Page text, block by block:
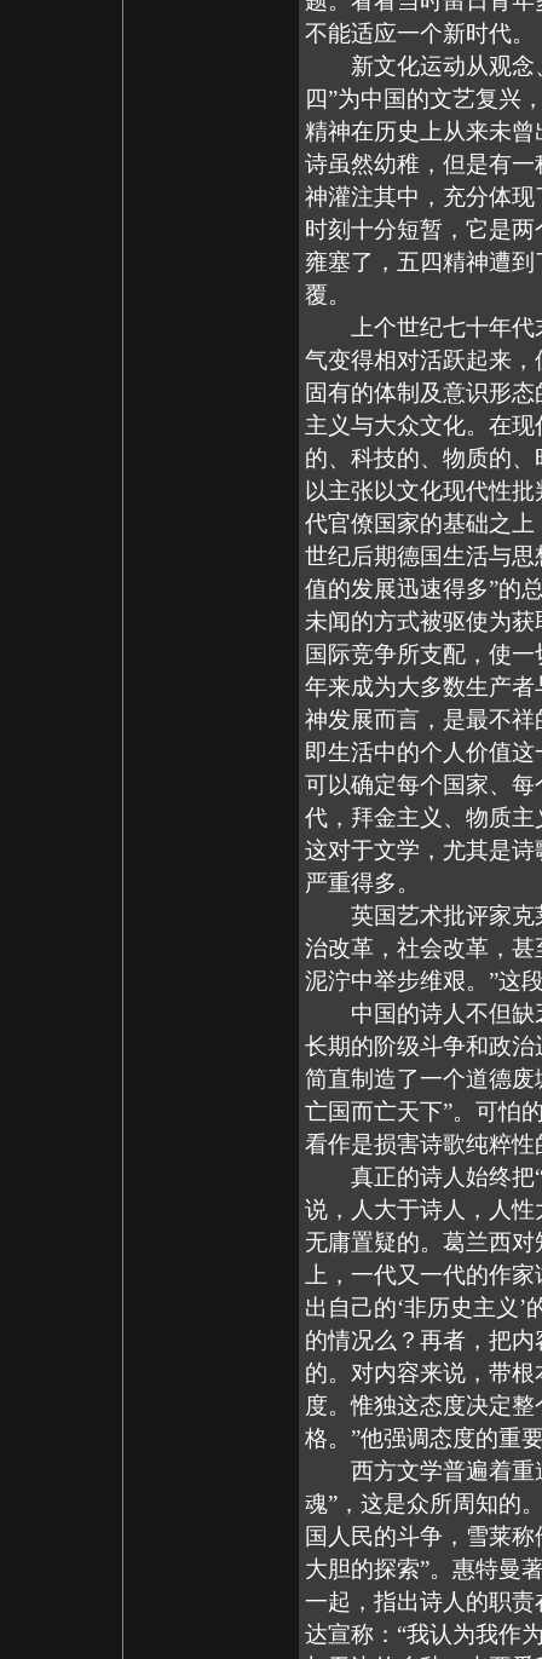
不能适应一个新时代。
新文化运动从观念
四”为中国的文艺复兴
精神在历史上从来未
诗虽然幼稚，但是有
神灌注其中，充分体
时刻十分短暂，它是
雍塞了，五四精神遭
覆。
上个世纪七十年代
气变得相对活跃起来
固有的体制及意识形
主义与大众文化。在
的、科技的、物质的
以主张以文化现代性
代官僚国家的基础之
世纪后期德国生活与
值的发展迅速得多”的
未闻的方式被驱使为
国际竞争所支配，使
年来成为大多数生产
神发展而言，是最不
即生活中的个人价值
可以确定每个国家、
代，拜金主义、物质
这对于文学，尤其是
严重得多。
英国艺术批评家克莱
治改革，社会改革，
泥泞中举步维艰。”这
中国的诗人不但缺
长期的阶级斗争和政治
简直制造了一个道德
亡国而亡天下”。可怕
看作是损害诗歌纯粹
真正的诗人始终把“
说，人大于诗人，人
无庸置疑的。葛兰西
上，一代又一代的作
出自己的‘非历史主义
的情况么？再者，把
的。对内容来说，带
度。惟独这态度决定
格。”他强调态度的重
西方文学普遍着重
魂”，这是众所周知的
国人民的斗争，雪莱
大胆的探索”。惠特曼
一起，指出诗人的职
达宣称：“我认为我作